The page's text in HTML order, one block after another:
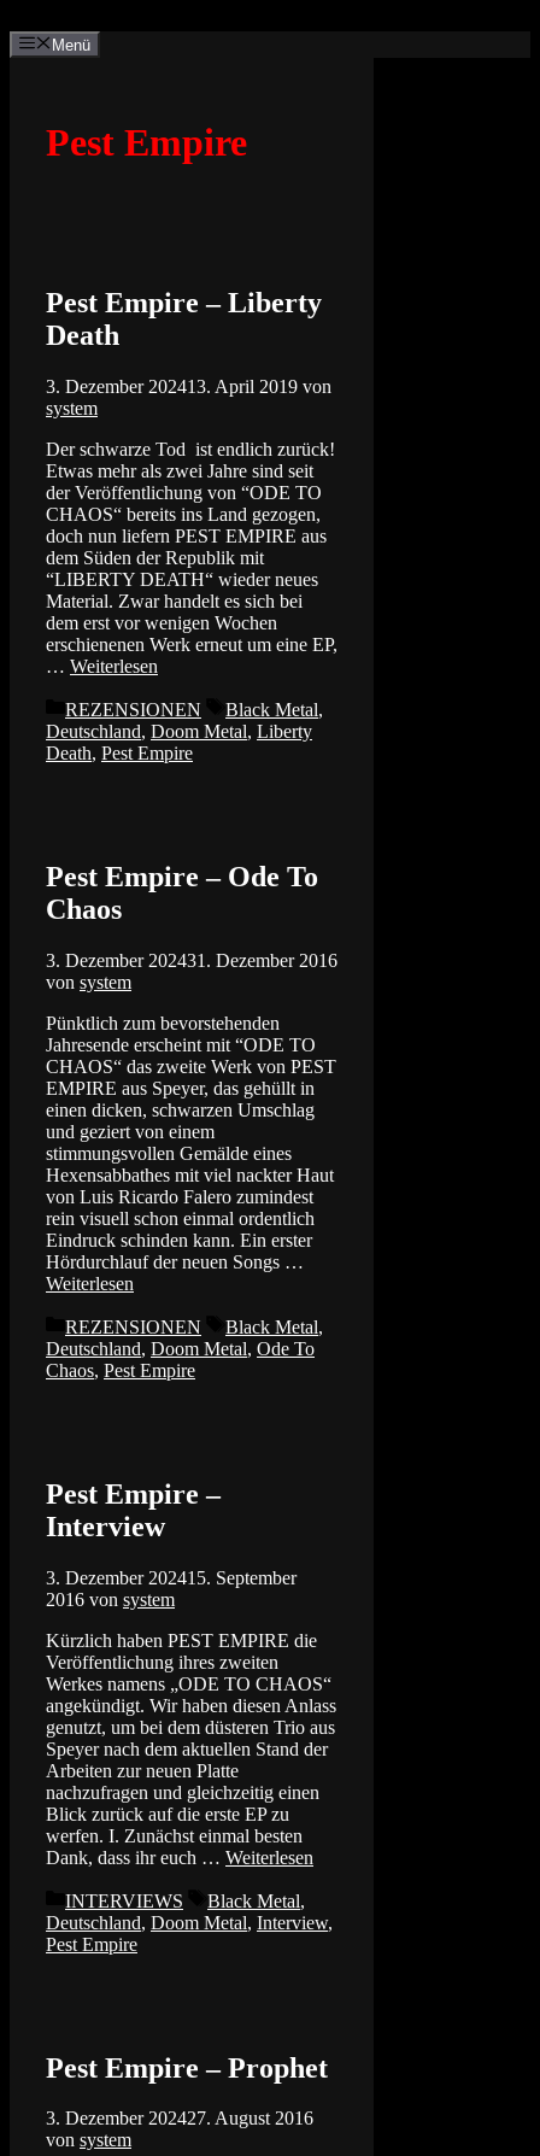
Inhalt
springen
Menü
Pest Empire
Pest Empire – Liberty
Death
3. Dezember 202413. April 2019 von
system
Der schwarze Tod ist endlich zurück!
Etwas mehr als zwei Jahre sind seit
der Veröffentlichung von “ODE TO
CHAOS“ bereits ins Land gezogen,
doch nun liefern PEST EMPIRE aus
dem Süden der Republik mit
“LIBERTY DEATH“ wieder neues
Material. Zwar handelt es sich bei
dem erst vor wenigen Wochen
erschienenen Werk erneut um eine EP,
… Weiterlesen
Kategorien
REZENSIONEN Schlagwörter
Black Metal,
Deutschland, Doom Metal, Liberty
Death, Pest Empire
Pest Empire – Ode To
Chaos
3. Dezember 202431. Dezember 2016
von system
Pünktlich zum bevorstehenden
Jahresende erscheint mit “ODE TO
CHAOS“ das zweite Werk von PEST
EMPIRE aus Speyer, das gehüllt in
einen dicken, schwarzen Umschlag
und geziert von einem
stimmungsvollen Gemälde eines
Hexensabbathes mit viel nackter Haut
von Luis Ricardo Falero zumindest
rein visuell schon einmal ordentlich
Eindruck schinden kann. Ein erster
Hördurchlauf der neuen Songs …
Weiterlesen
Kategorien
REZENSIONEN Schlagwörter
Black Metal,
Deutschland, Doom Metal, Ode To
Chaos, Pest Empire
Pest Empire –
Interview
3. Dezember 202415. September
2016 von system
Kürzlich haben PEST EMPIRE die
Veröffentlichung ihres zweiten
Werkes namens „ODE TO CHAOS“
angekündigt. Wir haben diesen Anlass
genutzt, um bei dem düsteren Trio aus
Speyer nach dem aktuellen Stand der
Arbeiten zur neuen Platte
nachzufragen und gleichzeitig einen
Blick zurück auf die erste EP zu
werfen. I. Zunächst einmal besten
Dank, dass ihr euch … Weiterlesen
Kategorien
INTERVIEWS Schlagwörter
Black Metal,
Deutschland, Doom Metal, Interview,
Pest Empire
Pest Empire – Prophet
3. Dezember 202427. August 2016
von system